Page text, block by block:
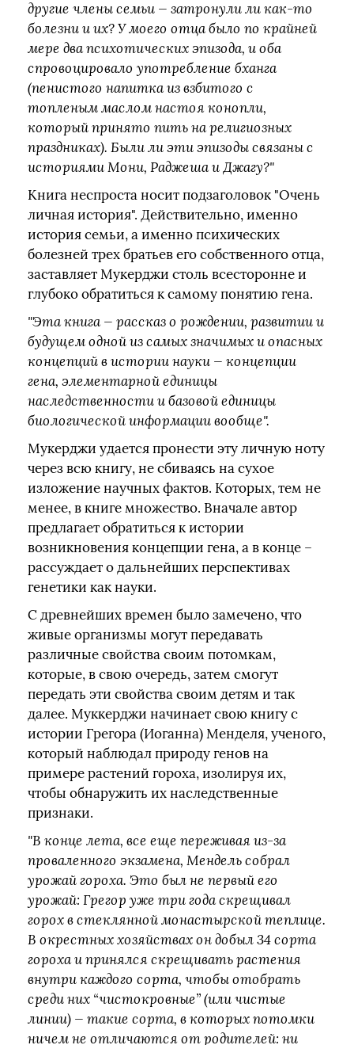
другие члены семьи — затронули ли как-то
болезни и их? У моего отца было по крайней
мере два психотических эпизода, и оба
спровоцировало употребление бханга
(пенистого напитка из взбитого с
топленым маслом настоя конопли,
который принято пить на религиозных
праздниках). Были ли эти эпизоды связаны с
историями Мони, Раджеша и Джагу?"
Книга неспроста носит подзаголовок "Очень
личная история". Действительно, именно
история семьи, а именно психических
болезней трех братьев его собственного отца,
заставляет Мукерджи столь всесторонне и
глубоко обратиться к самому понятию гена.
"Эта книга — рассказ о рождении, развитии и
будущем одной из самых значимых и опасных
концепций в истории науки — концепции
гена, элементарной единицы
наследственности и базовой единицы
биологической информации вообще".
Мукерджи удается пронести эту личную ноту
через всю книгу, не сбиваясь на сухое
изложение научных фактов. Которых, тем не
менее, в книге множество. Вначале автор
предлагает обратиться к истории
возникновения концепции гена, а в конце –
рассуждает о дальнейших перспективах
генетики как науки.
С древнейших времен было замечено, что
живые организмы могут передавать
различные свойства своим потомкам,
которые, в свою очередь, затем смогут
передать эти свойства своим детям и так
далее. Муккерджи начинает свою книгу с
истории Грегора (Иоганна) Менделя, ученого,
который наблюдал природу генов на
примере растений гороха, изолируя их,
чтобы обнаружить их наследственные
признаки.
"В конце лета, все еще переживая из-за
проваленного экзамена, Мендель собрал
урожай гороха. Это был не первый его
урожай: Грегор уже три года скрещивал
горох в стеклянной монастырской теплице.
В окрестных хозяйствах он добыл 34 сорта
гороха и принялся скрещивать растения
внутри каждого сорта, чтобы отобрать
среди них “чистокровные” (или чистые
линии) — такие сорта, в которых потомки
ничем не отличаются от родителей: ни